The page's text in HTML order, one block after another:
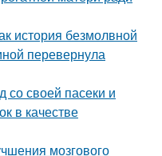
история безмолвной
перевернула
своей пасеки и
в качестве
мозгового